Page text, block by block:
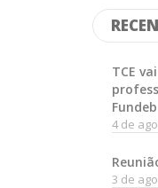
TCE
Fundeb
4 de
3 de